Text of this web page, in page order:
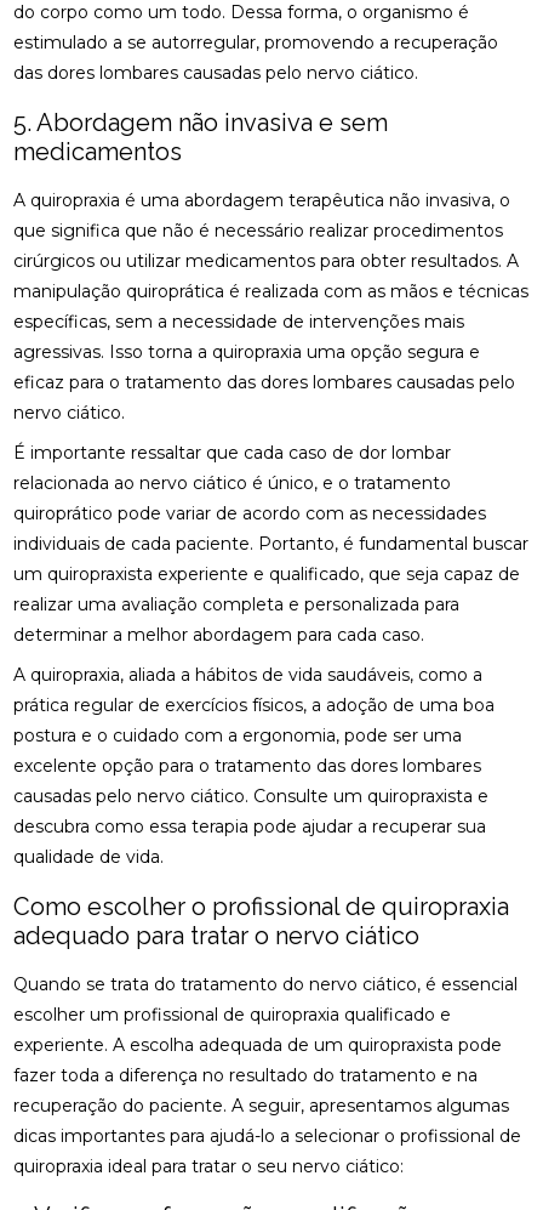
do corpo como um todo. Dessa forma, o organismo é
estimulado a se autorregular, promovendo a recuperação
das dores lombares causadas pelo nervo ciático.
5. Abordagem não invasiva e sem
medicamentos
A quiropraxia é uma abordagem terapêutica não invasiva, o
que significa que não é necessário realizar procedimentos
cirúrgicos ou utilizar medicamentos para obter resultados. A
manipulação quiroprática é realizada com as mãos e técnicas
específicas, sem a necessidade de intervenções mais
agressivas. Isso torna a quiropraxia uma opção segura e
eficaz para o tratamento das dores lombares causadas pelo
nervo ciático.
É importante ressaltar que cada caso de dor lombar
relacionada ao nervo ciático é único, e o tratamento
quiroprático pode variar de acordo com as necessidades
individuais de cada paciente. Portanto, é fundamental buscar
um quiropraxista experiente e qualificado, que seja capaz de
realizar uma avaliação completa e personalizada para
determinar a melhor abordagem para cada caso.
A quiropraxia, aliada a hábitos de vida saudáveis, como a
prática regular de exercícios físicos, a adoção de uma boa
postura e o cuidado com a ergonomia, pode ser uma
excelente opção para o tratamento das dores lombares
causadas pelo nervo ciático. Consulte um quiropraxista e
descubra como essa terapia pode ajudar a recuperar sua
qualidade de vida.
Como escolher o profissional de quiropraxia
adequado para tratar o nervo ciático
Quando se trata do tratamento do nervo ciático, é essencial
escolher um profissional de quiropraxia qualificado e
experiente. A escolha adequada de um quiropraxista pode
fazer toda a diferença no resultado do tratamento e na
recuperação do paciente. A seguir, apresentamos algumas
dicas importantes para ajudá-lo a selecionar o profissional de
quiropraxia ideal para tratar o seu nervo ciático:
COMO A OSTEOPATIA PODE AJUDAR NA
TRATAMENTO DA HÉRNIA DE DISCO
NERVO CIÁTICO
QUALIDADE DE VIDA
COMO A PALMILHA PARA ESPORÃO PODE ALIVIAR
SUAS DORES
COMO A PALMILHA PARA FASCITE PLANTAR PODE
ALIVIAR SUAS DORES
TRATAMENTO DA ESCOLIOSE
COMO A QUIROPRAXIA PODE ALIVIAR DORES NO
COMO AS PALMILHAS AJUDAM NO SEU
TRATAMENTO?
COMO AS PALMILHAS PARA JOANETE PODEM
MELHORAR SEU CONFORTO
COMO ENCONTRAR QUIROPRAXIA PERTO DE VOCÊ
PARA ALÍVIO DAS DORES
COMO ENCONTRAR UM ACUPUNTURISTA
QUALIFICADO
COMO ESCOLHER A PALMILHA IDEAL PARA PÉ
CHATO E MELHORAR SEU CONFORTO
COMO ESCOLHER O MELHOR ACUPUNTURISTA
PARA SUAS NECESSIDADES DE SAÚDE
COMO ESCOLHER O MELHOR ACUPUNTURISTA
PARA VOCÊ
COMO FUNCIONA A CONSULTA COM UM
ACUPUNTURISTA E O QUE ESPERAR
COMO MELHORAR O ATENDIMENTO DA SUA
CLÍNICA?